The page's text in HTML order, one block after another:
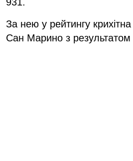
За нею у рейтингу
Сан Марино з результатом